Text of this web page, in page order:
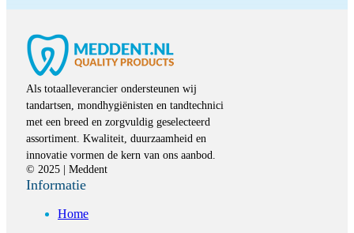
Als totaalleverancier ondersteunen wij
tandartsen, mondhygiënisten en tandtechnici
met een breed en zorgvuldig geselecteerd
assortiment. Kwaliteit, duurzaamheid en
innovatie vormen de kern van ons aanbod.
© 2025 | Meddent
Informatie
Home